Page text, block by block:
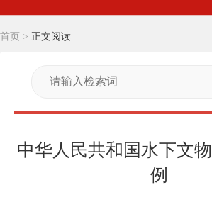
首页 > 正文阅读
中华人民共和国水下文
例